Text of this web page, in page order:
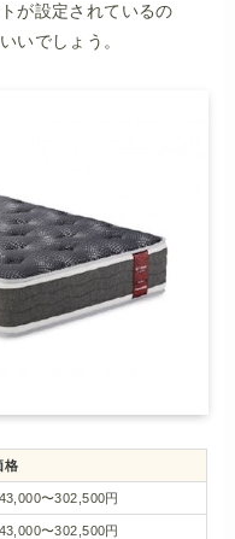
が設定されているの
いでしょう。
格
〜302,500円
〜302,500円